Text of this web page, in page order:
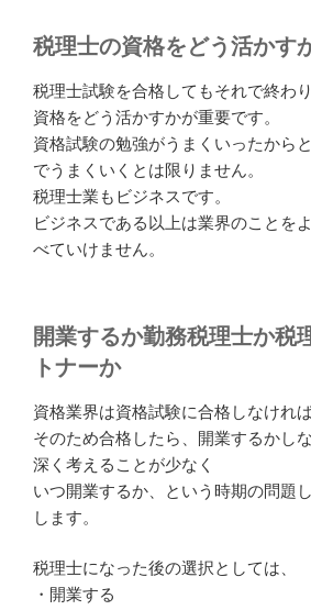
税理士の資格をどう活かす
税理士試験を合格してもそれで終わ
資格をどう活かすかが重要です。
資格試験の勉強がうまくいったから
でうまくいくとは限りません。
税理士業もビジネスです。
ビジネスである以上は業界のことを
べていけません。
開業するか勤務税理士か税
トナーか
資格業界は資格試験に合格しなけれ
そのため合格したら、開業するかし
深く考えることが少なく
いつ開業するか、という時期の問題
します。
税理士になった後の選択としては、
・開業する